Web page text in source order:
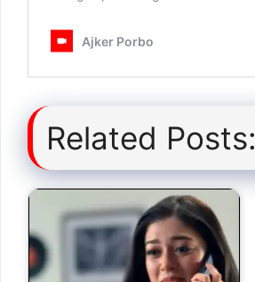
Related Posts: